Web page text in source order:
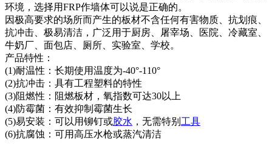
环境，选择用FRP作墙体可以说是正确的。
因极高要求的场所而产生的板材不含任何有害物质、抗划痕、
抗冲击、极易清洁，广泛用于厨房、屠宰场、医院、冷藏室、
牛奶厂、面包店、厕所、实验室、学校。
产品特性：
(1)耐温性：长期使用温度为-40°-110°
(2)抗冲击：具有工程塑料的特性
(3)阻燃性：阻燃板材，氧指数可达30以上
(4)防霉菌：有效抑制霉菌生长
(5)易安装：可以用铆钉或胶水 ，无需特别 工具
(6)抗腐蚀：可用高压水枪或蒸汽清洁